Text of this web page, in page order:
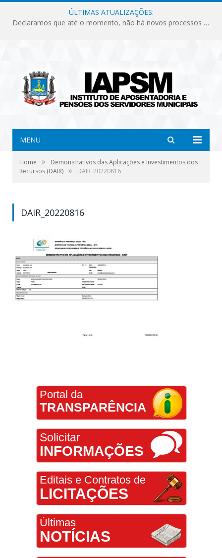
ÚLTIMAS ATUALIZAÇÕES:
Declaramos que até o momento, não há novos processos licitatórios para o Instituto de Previdência no ano de 2026.
MENU
Home »
Demonstrativos das Aplicações e Investimentos dos
Recursos (DAIR) » DAIR_20220816
DAIR_20220816
Portal da
TRANSPARÊNCIA
Solicitar
INFORMAÇÕES
Editais e Contratos de
LICITAÇÕES
Últimas
NOTÍCIAS